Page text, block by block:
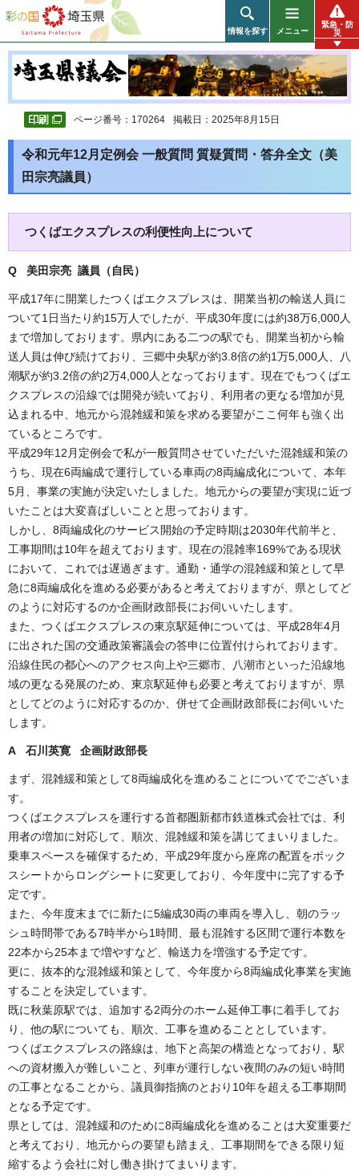
彩の国 埼玉県
情報を探す メニュー
緊急・防
災
ページ番号：170264 掲載日：2025年8月15日
令和元年12月定例会 一般質問 質疑質問・答弁全文（美
田宗亮議員）
つくばエクスプレスの利便性向上について
Q 美田宗亮 議員（自民）
平成17年に開業したつくばエクスプレスは、開業当初の輸送人員に
ついて1日当たり約15万人でしたが、平成30年度には約38万6,000人
まで増加しております。県内にある二つの駅でも、開業当初から輸
送人員は伸び続けており、三郷中央駅が約3.8倍の約1万5,000人、八
潮駅が約3.2倍の約2万4,000人となっております。現在でもつくばエ
クスプレスの沿線では開発が続いており、利用者の更なる増加が見
込まれる中、地元から混雑緩和策を求める要望がここ何年も強く出
ているところです。
平成29年12月定例会で私が一般質問させていただいた混雑緩和策の
うち、現在6両編成で運行している車両の8両編成化について、本年
5月、事業の実施が決定いたしました。地元からの要望が実現に近づ
いたことは大変喜ばしいことと思っております。
しかし、8両編成化のサービス開始の予定時期は2030年代前半と、
工事期間は10年を超えております。現在の混雑率169%である現状
において、これでは遅過ぎます。通勤・通学の混雑緩和策として早
急に8両編成化を進める必要があると考えておりますが、県としてど
のように対応するのか企画財政部長にお伺いいたします。
また、つくばエクスプレスの東京駅延伸については、平成28年4月
に出された国の交通政策審議会の答申に位置付けられております。
沿線住民の都心へのアクセス向上や三郷市、八潮市といった沿線地
域の更なる発展のため、東京駅延伸も必要と考えておりますが、県
としてどのように対応するのか、併せて企画財政部長にお伺いいた
します。
A 石川英寛 企画財政部長
まず、混雑緩和策として8両編成化を進めることについてでございま
す。
つくばエクスプレスを運行する首都圏新都市鉄道株式会社では、利
用者の増加に対応して、順次、混雑緩和策を講じてまいりました。
乗車スペースを確保するため、平成29年度から座席の配置をボック
スシートからロングシートに変更しており、今年度中に完了する予
定です。
また、今年度末までに新たに5編成30両の車両を導入し、朝のラッ
シュ時間帯である7時半から1時間、最も混雑する区間で運行本数を
22本から25本まで増やすなど、輸送力を増強する予定です。
更に、抜本的な混雑緩和策として、今年度から8両編成化事業を実施
することを決定しています。
既に秋葉原駅では、追加する2両分のホーム延伸工事に着手してお
り、他の駅についても、順次、工事を進めることとしています。
つくばエクスプレスの路線は、地下と高架の構造となっており、駅
への資材搬入が難しいこと、列車が運行しない夜間のみの短い時間
の工事となることから、議員御指摘のとおり10年を超える工事期間
となる予定です。
県としては、混雑緩和のために8両編成化を進めることは大変重要だ
と考えており、地元からの要望も踏まえ、工事期間をできる限り短
縮するよう会社に対し働き掛けてまいります。